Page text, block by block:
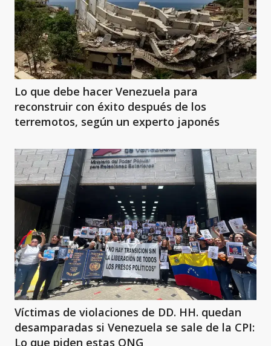
Lo que debe hacer Venezuela para
reconstruir con éxito después de los
terremotos, según un experto japonés
Víctimas de violaciones de DD. HH. quedan
desamparadas si Venezuela se sale de la CPI:
Lo que piden estas ONG